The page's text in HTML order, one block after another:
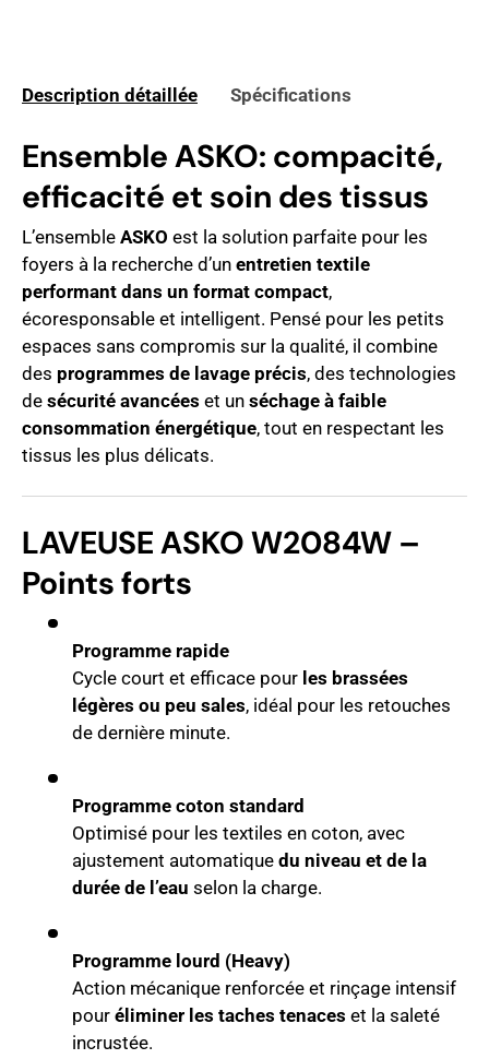
Description détaillée Spécifications
Ensemble ASKO: compacité,
efficacité et soin des tissus
L’ensemble ASKO est la solution parfaite pour les
foyers à la recherche d’un entretien textile
performant dans un format compact,
écoresponsable et intelligent. Pensé pour les petits
espaces sans compromis sur la qualité, il combine
des programmes de lavage précis, des technologies
de sécurité avancées et un séchage à faible
consommation énergétique, tout en respectant les
tissus les plus délicats.
LAVEUSE ASKO W2084W –
Points forts
Programme rapide
Cycle court et efficace pour les brassées
légères ou peu sales, idéal pour les retouches
de dernière minute.
Programme coton standard
Optimisé pour les textiles en coton, avec
ajustement automatique du niveau et de la
durée de l’eau selon la charge.
Programme lourd (Heavy)
Action mécanique renforcée et rinçage intensif
pour éliminer les taches tenaces et la saleté
incrustée.